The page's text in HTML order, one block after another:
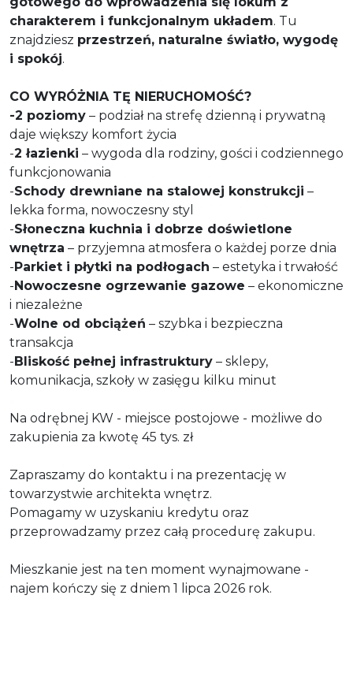
charakterem i funkcjonalnym układem. Tu
znajdziesz przestrzeń, naturalne światło, wygodę
i spokój.
CO WYRÓŻNIA TĘ NIERUCHOMOŚĆ?
-2 poziomy – podział na strefę dzienną i prywatną
daje większy komfort życia
-2 łazienki – wygoda dla rodziny, gości i codziennego
funkcjonowania
-Schody drewniane na stalowej konstrukcji –
lekka forma, nowoczesny styl
-Słoneczna kuchnia i dobrze doświetlone
wnętrza – przyjemna atmosfera o każdej porze dnia
-Parkiet i płytki na podłogach – estetyka i trwałość
-Nowoczesne ogrzewanie gazowe – ekonomiczne
i niezależne
-Wolne od obciążeń – szybka i bezpieczna
transakcja
-Bliskość pełnej infrastruktury – sklepy,
komunikacja, szkoły w zasięgu kilku minut
Na odrębnej KW - miejsce postojowe - możliwe do
zakupienia za kwotę 45 tys. zł
Zapraszamy do kontaktu i na prezentację w
towarzystwie architekta wnętrz.
Pomagamy w uzyskaniu kredytu oraz
przeprowadzamy przez całą procedurę zakupu.
Mieszkanie jest na ten moment wynajmowane -
najem kończy się z dniem 1 lipca 2026 rok.